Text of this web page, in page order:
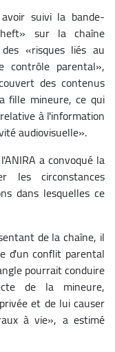
suivi la bande-
sur la chaîne
«risques liés au
contrôle parental»,
des contenus
fille mineure, ce qui
à l'information
audiovisuelle».
a convoqué la
les circonstances
dans lesquelles ce
de la chaîne, il
d'un conflit parental
pourrait conduire
de la mineure,
et de lui causer
à vie», a estimé